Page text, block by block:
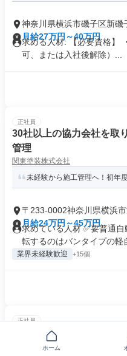
神奈川県横浜市磯子区新磯
月給27万円～40万円
求める人材: 【必要資格】
可、または入社後解除）...
正社員
30社以上の協力会社を取
管理
関東塗装株式会社
未経験から施工管理へ！初年
〒233-0002神奈川県横浜
月給24万円～45万円
求めている人材 ✅要普通
転するのはバンタイプの軽
業界未経験歓迎 +15個
正社員
建築現場の施工管理スタ
株式会社東洋プロパティ
ホーム